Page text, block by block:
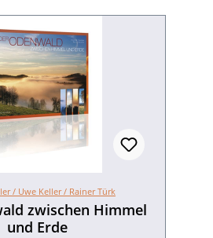
/ Uwe Keller / Rainer Türk
zwischen Himmel
und Erde